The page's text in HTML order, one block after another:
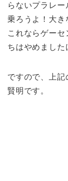
らないプラレー
乗ろうよ！大き
これならゲー
ちはやめました
ですので、上
賢明です。